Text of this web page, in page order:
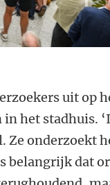
uit op
het stadhuis.
Ze onderzoekt
belangrijk dat